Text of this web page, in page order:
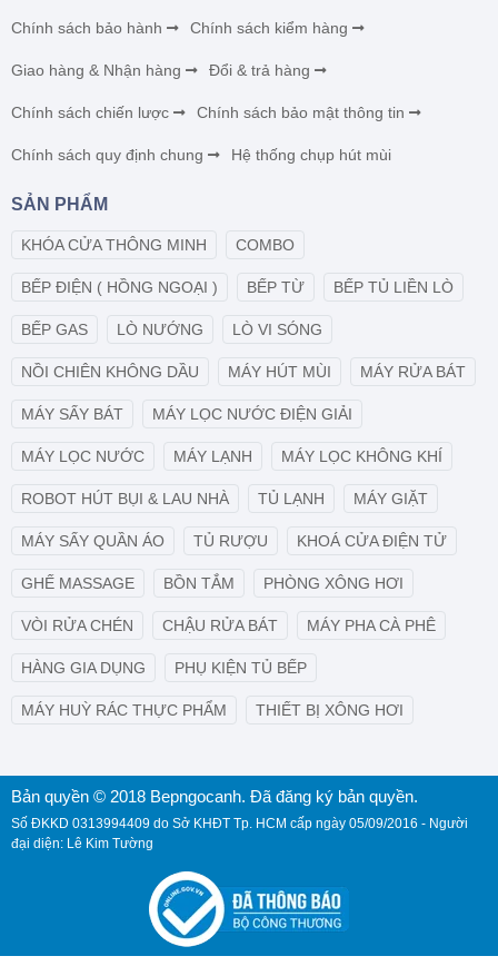
Chính sách bảo hành Chính sách kiểm hàng
Giao hàng & Nhận hàng Đổi & trả hàng
Chính sách chiến lược Chính sách bảo mật thông tin
Chính sách quy định chung Hệ thống chụp hút mùi
SẢN PHẨM
KHÓA CỬA THÔNG MINH COMBO
BẾP ĐIỆN ( HỒNG NGOẠI ) BẾP TỪ BẾP TỦ LIỀN LÒ
BẾP GAS LÒ NƯỚNG LÒ VI SÓNG
NỒI CHIÊN KHÔNG DẦU MÁY HÚT MÙI MÁY RỬA BÁT
MÁY SẤY BÁT MÁY LỌC NƯỚC ĐIỆN GIẢI
MÁY LỌC NƯỚC MÁY LẠNH MÁY LỌC KHÔNG KHÍ
ROBOT HÚT BỤI & LAU NHÀ TỦ LẠNH MÁY GIẶT
MÁY SẤY QUẦN ÁO TỦ RƯỢU KHOÁ CỬA ĐIỆN TỬ
GHẾ MASSAGE BỒN TẮM PHÒNG XÔNG HƠI
VÒI RỬA CHÉN CHẬU RỬA BÁT MÁY PHA CÀ PHÊ
HÀNG GIA DỤNG PHỤ KIỆN TỦ BẾP
MÁY HUỲ RÁC THỰC PHẨM THIẾT BỊ XÔNG HƠI
Bản quyền © 2018 Bepngocanh. Đã đăng ký bản quyền.
Số ĐKKD 0313994409 do Sở KHĐT Tp. HCM cấp ngày 05/09/2016 - Người
đại diện: Lê Kim Tường